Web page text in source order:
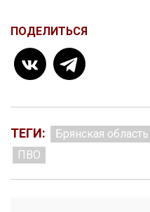
ПОДЕЛИТЬСЯ
ТЕГИ: Брянская область
ПВО